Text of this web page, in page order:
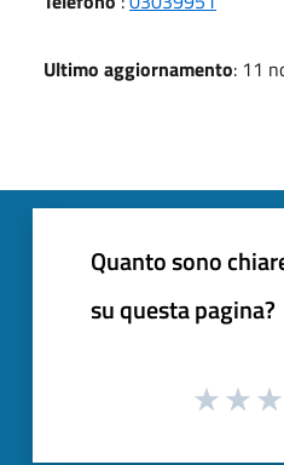
Ultimo aggiornamento: 11
Quanto sono
su questa pagina?